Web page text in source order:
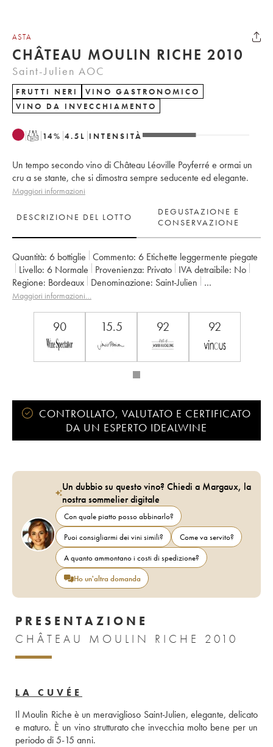
ASTA
CHÂTEAU MOULIN RICHE 2010
Saint-Julien AOC
FRUTTI NERI
VINO GASTRONOMICO
VINO DA INVECCHIAMENTO
T 14% 4.5 L INTENSITÀ
Un tempo secondo vino di Château Léoville Poyferré e ormai un
cru a se stante, che si dimostra sempre seducente ed elegante.
Maggiori informazioni
DESCRIZIONE DEL LOTTO
DEGUSTAZIONE E
CONSERVAZIONE
Quantità: 6 bottiglie Commento: 6 Etichette leggermente piegate
Livello: 6 Normale Provenienza: privato IVA detraibile:
no
Regione:
Bordeaux Denominazione:
Saint-Julien
Proprietario:
Didier Cuvelier
Maggiori informazioni…
90 15.5 92 92
CONTROLLATO, VALUTATO E CERTIFICATO
DA UN ESPERTO IDEALWINE
Un dubbio su questo vino? Chiedi a Margaux, la
nostra sommelier digitale
Con quale piatto posso abbinarlo?
Puoi consigliarmi dei vini simili?
Come va servito?
A quanto ammontano i costi di spedizione?
Ho un'altra domanda
PRESENTAZIONE
CHÂTEAU MOULIN RICHE 2010
LA CUVÉE
Il Moulin Riche è un meraviglioso Saint-Julien, elegante, delicato
e maturo. È un vino strutturato che invecchia molto bene per un
periodo di 5-15 anni.